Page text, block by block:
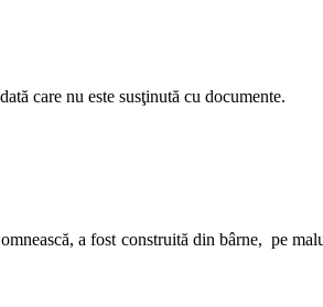
care nu este susţinută cu documente.
a fost construită din bârne, pe